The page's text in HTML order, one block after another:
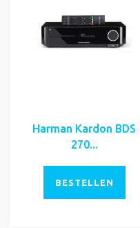
Harman Kardon BDS
270...
BESTELLEN